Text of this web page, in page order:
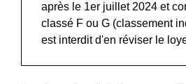
après le 1er juillet 2024 et
classé F ou G (classement
est interdit d'en réviser le